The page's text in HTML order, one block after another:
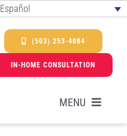
Español
(503) 253-4084
IN-HOME CONSULTATION
MENU